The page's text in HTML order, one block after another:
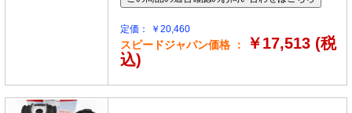
定価： ￥20,460
スピードジャパン価格 ：
￥17,513 (税
込)